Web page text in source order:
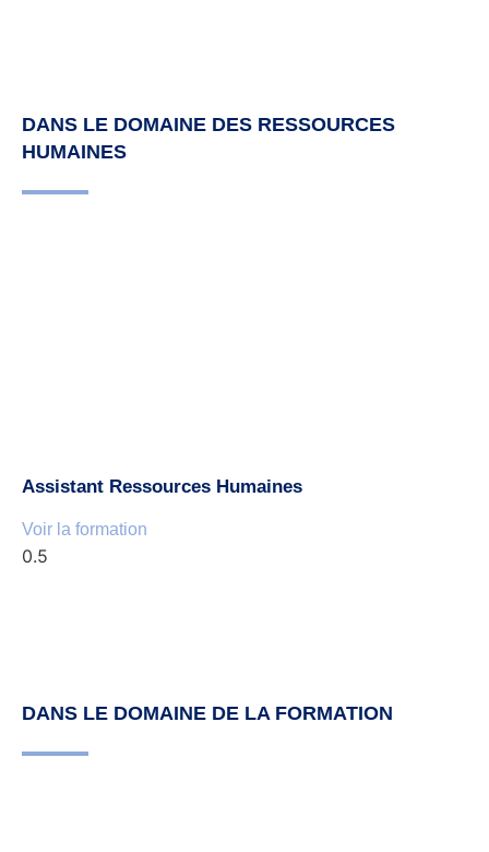
DANS LE DOMAINE DES RESSOURCES
HUMAINES
Assistant Ressources Humaines
Voir la formation
DANS LE DOMAINE DE LA FORMATION